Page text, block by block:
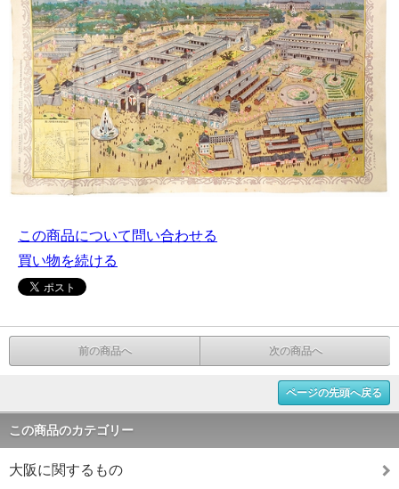
この商品について問い合わせる
買い物を続ける
前の商品へ 次の商品へ
ページの先頭へ戻る
この商品のカテゴリー
大阪に関するもの